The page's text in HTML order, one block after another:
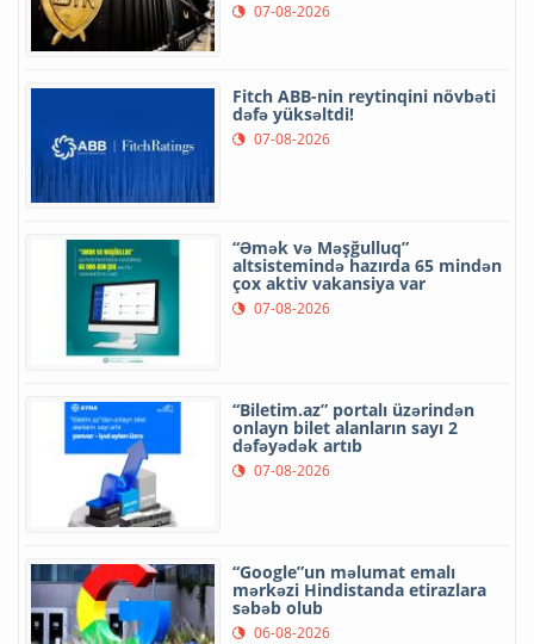
07-08-2026
Fitch ABB-nin reytinqini növbəti
dəfə yüksəltdi!
07-08-2026
“Əmək və Məşğulluq”
altsistemində hazırda 65 mindən
çox aktiv vakansiya var
07-08-2026
“Biletim.az” portalı üzərindən
onlayn bilet alanların sayı 2
dəfəyədək artıb
07-08-2026
“Google”un məlumat emalı
mərkəzi Hindistanda etirazlara
səbəb olub
06-08-2026